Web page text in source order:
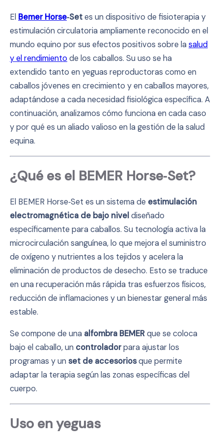
El Bemer Horse‑Setes un dispositivo de fisioterapia y
estimulación circulatoria ampliamente reconocido en el
mundo equino por sus efectos positivos sobre la salud
y el rendimiento de los caballos. Su uso se ha
extendido tanto en yeguas reproductoras como en
caballos jóvenes en crecimiento y en caballos mayores,
adaptándose a cada necesidad fisiológica específica. A
continuación, analizamos cómo funciona en cada caso
y por qué es un aliado valioso en la gestión de la salud
equina.
¿Qué es el BEMER Horse‑Set?
El BEMER Horse‑Set es un sistema de estimulación
electromagnética de bajo nivel diseñado
específicamente para caballos. Su tecnología activa la
microcirculación sanguínea, lo que mejora el suministro
de oxígeno y nutrientes a los tejidos y acelera la
eliminación de productos de desecho. Esto se traduce
en una recuperación más rápida tras esfuerzos físicos,
reducción de inflamaciones y un bienestar general más
estable.
Se compone de una alfombra BEMERque se coloca
bajo el caballo, un controladorpara ajustar los
programas y un set de accesoriosque permite
adaptar la terapia según las zonas específicas del
cuerpo.
Uso en yeguas